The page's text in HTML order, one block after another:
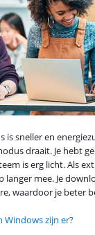
is sneller en
draait. Je hebt
is erg licht. Als
langer mee. Je
waardoor je beter
Windows zijn er?